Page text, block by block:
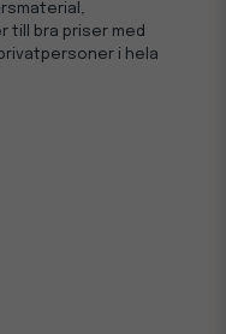
till bra priser med
i hela